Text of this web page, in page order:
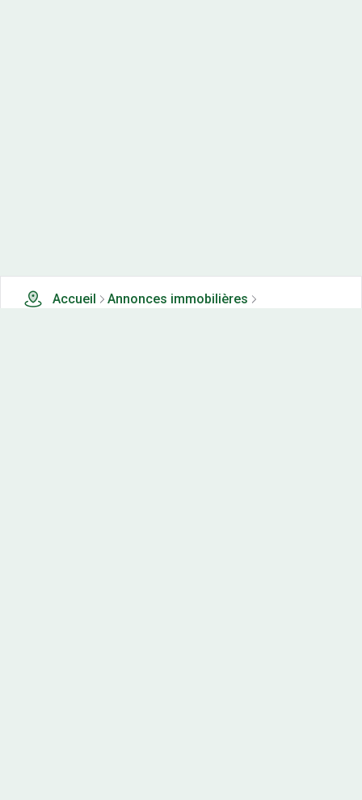
Accueil
Annonces immobilières